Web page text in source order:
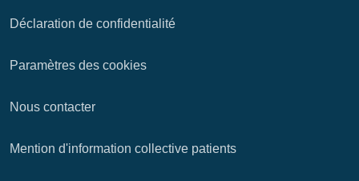
Déclaration de confidentialité
Paramètres des cookies
Nous contacter
Mention d'information collective patients